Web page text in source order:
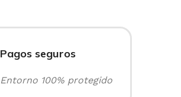
Pagos seguros
Entorno 100% protegido